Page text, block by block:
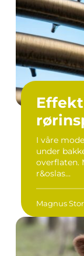
I våre
under
overflaten.
r&oslas...
Magnus